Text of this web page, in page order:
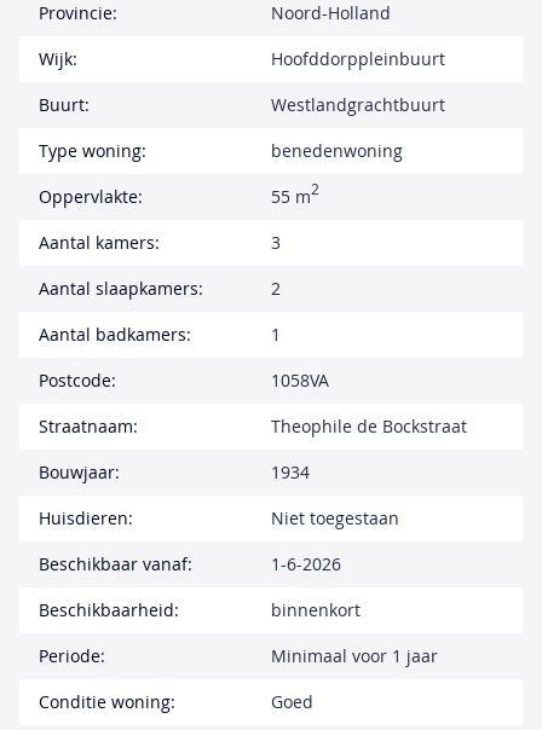
Provincie:
Noord-Holland
Wijk:
Hoofddorppleinbuurt
Buurt:
Westlandgrachtbuurt
Type woning:
benedenwoning
Oppervlakte:
55 m2
Aantal kamers:
3
Aantal slaapkamers:
2
Aantal badkamers:
1
Postcode:
1058VA
Straatnaam:
Theophile de Bockstraat
Bouwjaar:
1934
Huisdieren:
Niet toegestaan
Beschikbaar vanaf:
1-6-2026
Beschikbaarheid:
binnenkort
Periode:
Minimaal voor 1 jaar
Conditie woning:
Goed